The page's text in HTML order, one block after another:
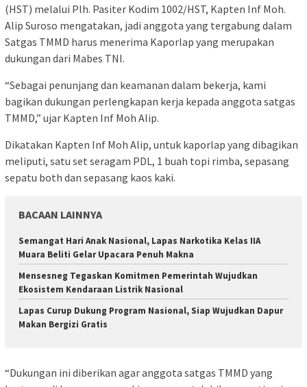
(HST) melalui Plh. Pasiter Kodim 1002/HST, Kapten Inf Moh.
Alip Suroso mengatakan, jadi anggota yang tergabung dalam
Satgas TMMD harus menerima Kaporlap yang merupakan
dukungan dari Mabes TNI.
“Sebagai penunjang dan keamanan dalam bekerja, kami
bagikan dukungan perlengkapan kerja kepada anggota satgas
TMMD,” ujar Kapten Inf Moh Alip.
Dikatakan Kapten Inf Moh Alip, untuk kaporlap yang dibagikan
meliputi, satu set seragam PDL, 1 buah topi rimba, sepasang
sepatu both dan sepasang kaos kaki.
BACAAN LAINNYA
Semangat Hari Anak Nasional, Lapas Narkotika Kelas IIA
Muara Beliti Gelar Upacara Penuh Makna
Mensesneg Tegaskan Komitmen Pemerintah Wujudkan
Ekosistem Kendaraan Listrik Nasional
Lapas Curup Dukung Program Nasional, Siap Wujudkan Dapur
Makan Bergizi Gratis
“Dukungan ini diberikan agar anggota satgas TMMD yang